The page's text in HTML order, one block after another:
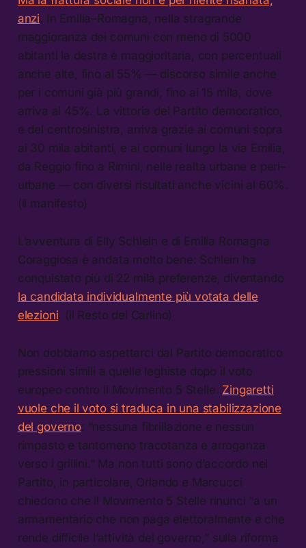
anzi. In Emilia–Romagna, nella stragrande
maggioranza dei comuni con meno di 5000
abitanti la destra è maggioritaria, con percentuali
anche alte, fino al 55% — discorso simile anche
per i comuni già più grandi, fino ai 15 mila, dove
arriva al 45%. La vittoria del Partito democratico,
e del centrosinistra, arriva grazie ai comuni sopra
ai 30 mila abitanti, e ai comuni lungo la via Emilia,
da Reggio fino a Rimini, nelle realtà urbane e peri–
urbane — con diversi risultati anche vicini al 60%.
(il manifesto)
L’avventura di Elly Schlein e di Emilia Romagna
Coraggiosa è andata molto bene: Schlein ha
conquistato più di 22 mila preferenze, diventando
la candidata individualmente più votata delle
elezioni. (il Resto del Carlino)
Non dobbiamo aspettarci dal Partito democratico
pressioni simili a quelle leghiste dopo il voto
europeo contro il Movimento 5 Stelle. Zingaretti
vuole che il voto si traduca in una stabilizzazione
del governo: “nessuna fibrillazione e nessun
rimpasto e tantomeno tracotanza e arroganza
verso i grillini.” Ma non tutti sono d’accordo nel
Partito, in particolare, Orlando e Marcucci
chiedono che il Movimento 5 Stelle rinunci “a un
armamentario che non paga elettoralmente e che
rende difficile l’attività del governo,” sulla riforma